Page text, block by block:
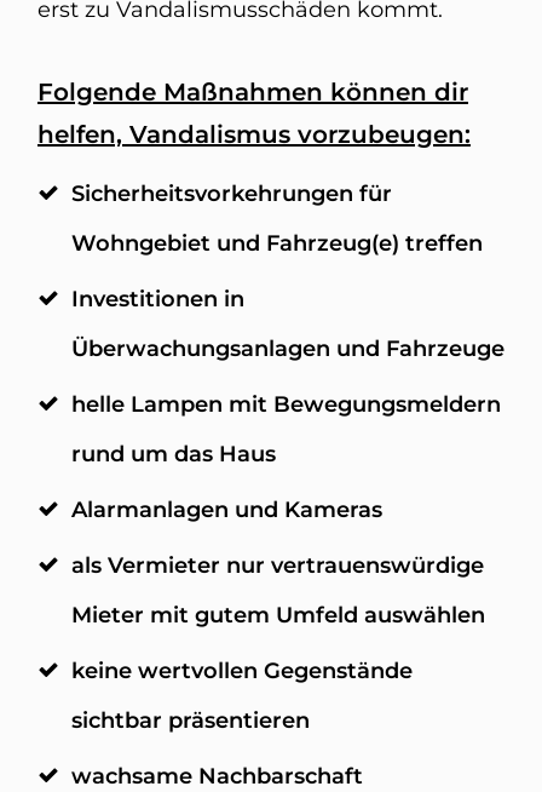
erst zu Vandalismusschäden kommt.
Folgende Maßnahmen können dir
helfen, Vandalismus vorzubeugen:
Sicherheitsvorkehrungen für
Wohngebiet und Fahrzeug(e) treffen
Investitionen in
Überwachungsanlagen und Fahrzeuge
helle Lampen mit Bewegungsmeldern
rund um das Haus
Alarmanlagen und Kameras
als Vermieter nur vertrauenswürdige
Mieter mit gutem Umfeld auswählen
keine wertvollen Gegenstände
sichtbar präsentieren
wachsame Nachbarschaft